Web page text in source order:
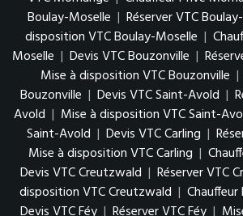
Boulay-Moselle | Réserver VTC
disposition VTC Boulay-Moselle |
Moselle | Devis VTC Bouzonville |
Mise à disposition VTC Bouzonville |
Bouzonville | Devis VTC Saint-Avold |
Avold | Mise à disposition VTC Saint-
Saint-Avold | Devis VTC Carling |
Mise à disposition VTC Carling |
Devis VTC Creutzwald | Réserver VTC
disposition VTC Creutzwald |